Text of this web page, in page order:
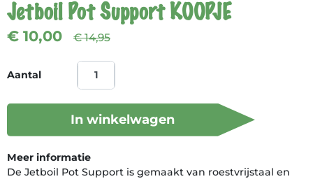
Jetboil Pot Support KOOPJE
€ 10,00 € 14,95
Aantal
In winkelwagen
Meer informatie
De Jetboil Pot Support is gemaakt van roestvrijstaal en